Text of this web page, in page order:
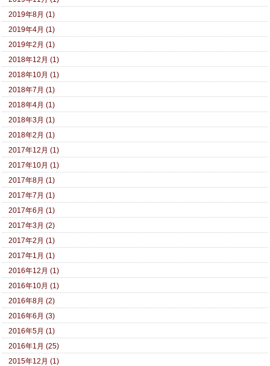
2019年8月 (1)
2019年4月 (1)
2019年2月 (1)
2018年12月 (1)
2018年10月 (1)
2018年7月 (1)
2018年4月 (1)
2018年3月 (1)
2018年2月 (1)
2017年12月 (1)
2017年10月 (1)
2017年8月 (1)
2017年7月 (1)
2017年6月 (1)
2017年3月 (2)
2017年2月 (1)
2017年1月 (1)
2016年12月 (1)
2016年10月 (1)
2016年8月 (2)
2016年6月 (3)
2016年5月 (1)
2016年1月 (25)
2015年12月 (1)